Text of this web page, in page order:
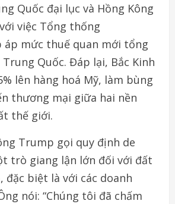
Quốc đại lục và Hồng Kông
với việc Tổng thống
áp mức thuế quan mới tổng
Trung Quốc. Đáp lại, Bắc Kinh
lên hàng hoá Mỹ, làm bùng
thương mại giữa hai nền
thế giới.
Trump gọi quy định de
trò giang lận lớn đối với đất
đặc biệt là với các doanh
nói: “Chúng tôi đã chấm